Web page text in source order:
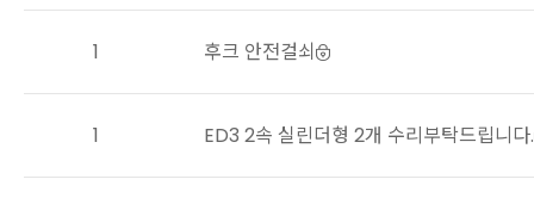
1 후크 안전걸쇠
1 ED3 2속 실린더형 2개 수리부탁드립니다.